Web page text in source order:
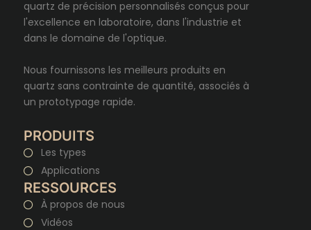
quartz de précision personnalisés conçus pour
l'excellence en laboratoire, dans l'industrie et
dans le domaine de l'optique.
Nous fournissons les meilleurs produits en
quartz sans contrainte de quantité, associés à
un prototypage rapide.
PRODUITS
Les types
Applications
RESSOURCES
À propos de nous
Vidéos